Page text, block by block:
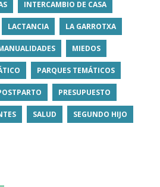
INTERCAMBIO DE CASA
LACTANCIA LA GARROTXA
MIEDOS
PARQUES TEMÁTICOS
PRESUPUESTO
SALUD SEGUNDO HIJO